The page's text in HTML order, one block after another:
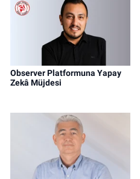
Observer Platformuna Yapay
Zekâ Müjdesi